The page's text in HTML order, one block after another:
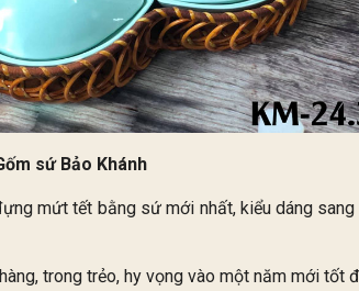
sứ Bảo Khánh
mứt tết bằng sứ mới nhất, kiểu dáng
trong trẻo, hy vọng vào một năm mới tốt